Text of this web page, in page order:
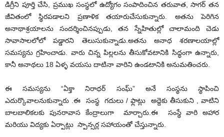
డిగ్రీని పూర్తి చేసి, ప్రముఖ సంస్థలో ఉద్యోగం సంపాదించిన తరువాత, సాగర్ తన
జీవితంలో స్థిరపడాలని ప్రణాళిక తయారుచేసుకున్నారు. అతను పెరిగిన
అనాథాశ్రయాలను సందర్శించినప్పుడు, తన స్నేహితుల్లో చాలామంది చెడు
సావాసాలలోలో పడ్డారని తెలుసుకున్నాడు.అతను అనాధ శరణాలయాల్లో
సమస్యను గ్రహించాడు. వారు చిన్న పిల్లలను తీసుకోవటానికి సిద్ధంగా ఉన్నారు,
కానీ అనాథలు 18 ఏళ్ళ వయసు దాటినా వారిని ఉండటానికి అనుమతించరు.
ఈ సమస్యను “ఏక్తా నిరాధర్ సంఘ్” అనే సంస్థను స్థాపించి
ఎదుర్కొవాలనుకున్నారు .ఈ సంస్థ గదులు / ఫ్లాట్లు అద్దెకు తీసుకుని , వాటిని
బాలబాలికలకు పునరావాస కేంద్రాలుగా మార్చారు.ఈ సంస్థే వారి అహార
మరియు విద్యకు ఏర్పాట్లు స్పాన్సర్ల సహాయంతో చేస్తున్నారు.